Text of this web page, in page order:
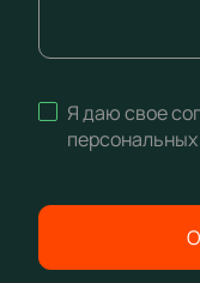
Я даю свое